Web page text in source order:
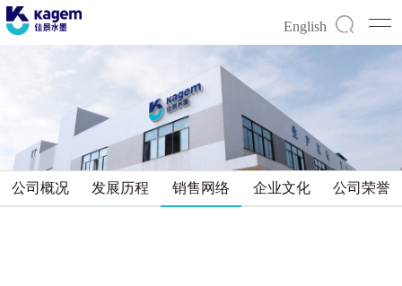
English
公司概况 发展历程 销售网络 企业文化 公司荣誉